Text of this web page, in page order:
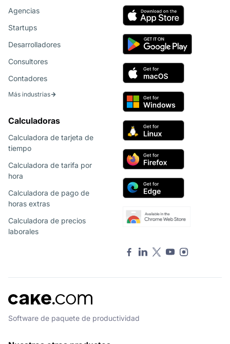
Agencias
Startups
Desarrolladores
Consultores
Contadores
Más industrias
Calculadoras
Calculadora de tarjeta de
tiempo
Calculadora de tarifa por
hora
Calculadora de pago de
horas extras
Calculadora de precios
laborales
Software de paquete de productividad